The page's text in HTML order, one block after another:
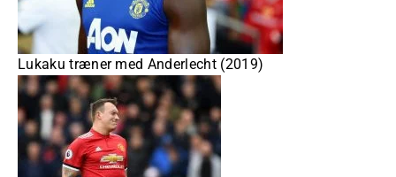
Lukaku træner med Anderlecht (2019)